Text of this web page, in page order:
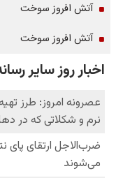
آتش افروز سوخت
آتش افروز سوخت